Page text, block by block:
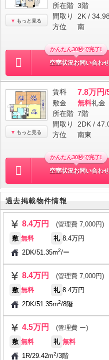
もっと見る
所在階 3階
間取り
2K /
方位 南
かんたん30秒で完了!
空室状況お問い合わせ
もっと見る
賃料 7.8万円/
敷金 無料礼金
所在階 7階
間取り
2DK /
方位 南東
かんたん30秒で完了!
空室状況お問い合わせ
過去掲載物件情報
8.4万円
(管理費 7,000円)
敷 無料 礼 8.4万円
2DK/51.35m2/ー
8.4万円
(管理費 7,000円)
敷 無料 礼 8.4万円
2DK/51.35m2/8階
4.5万円
(管理費 ー)
敷 無料 礼 無料
1R/29.42m2/3階